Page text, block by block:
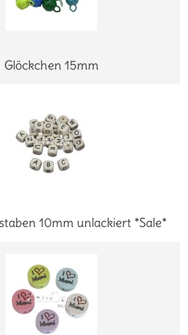
Glöckchen 15mm
10mm unlackiert *Sale*